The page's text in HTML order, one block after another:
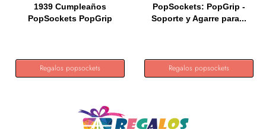
1939 Cumpleaños
PopSockets PopGrip
Regalos popsockets
PopSockets: PopGrip -
Soporte y Agarre para...
Regalos popsockets